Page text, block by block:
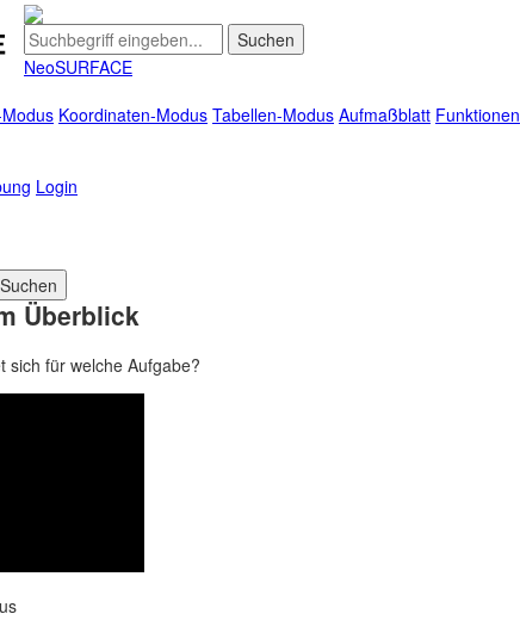
NeoSURFACE
Koordinaten-Modus Tabellen-Modus Aufmaßblatt Funktionen
Login
Überblick
sich für welche Aufgabe?